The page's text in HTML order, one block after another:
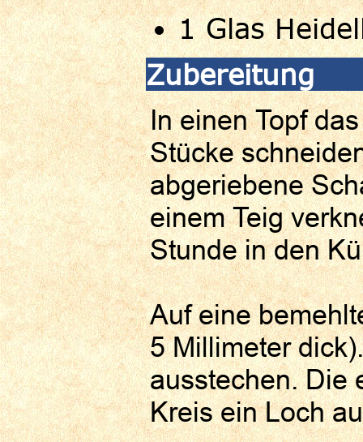
1 Glas
Zubereitung
In einen Topf
Stücke
abgeriebene
einem Teig
Stunde in den
Auf eine
5 Millimeter
ausstechen. Die
Kreis ein Loch